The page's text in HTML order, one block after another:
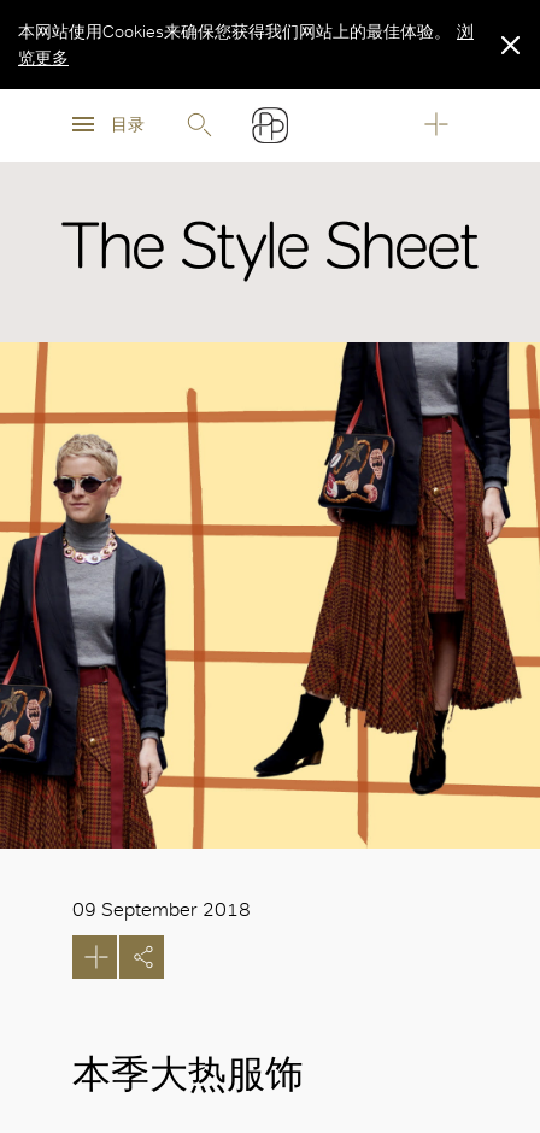
浏
目录
本网站使用Cookies来确保您获得我们网站上的最佳体验。
浏
览更多
The Style Sheet
09 September 2018
本季大热服饰